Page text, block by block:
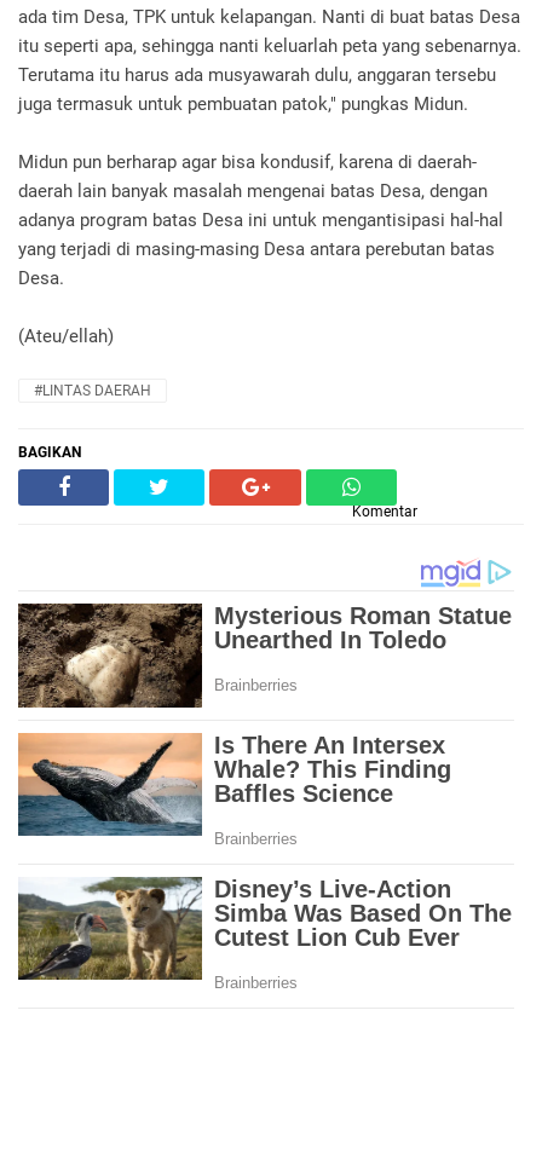
ada tim Desa, TPK untuk kelapangan. Nanti di buat batas Desa
itu seperti apa, sehingga nanti keluarlah peta yang sebenarnya.
Terutama itu harus ada musyawarah dulu, anggaran tersebu
juga termasuk untuk pembuatan patok," pungkas Midun.
Midun pun berharap agar bisa kondusif, karena di daerah-
daerah lain banyak masalah mengenai batas Desa, dengan
adanya program batas Desa ini untuk mengantisipasi hal-hal
yang terjadi di masing-masing Desa antara perebutan batas
Desa.
(Ateu/ellah)
#LINTAS DAERAH
BAGIKAN
Komentar